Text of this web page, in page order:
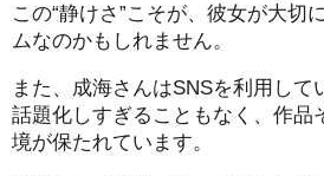
この“静けさ”こそが、彼女が大切
ムなのかもしれません。
また、成海さんはSNSを利用して
話題化しすぎることもなく、作品
境が保たれています。